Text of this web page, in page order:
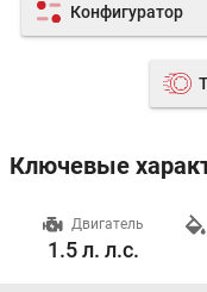
Конфигуратор
Ключевые
Двигатель
1.5 л. л.с.